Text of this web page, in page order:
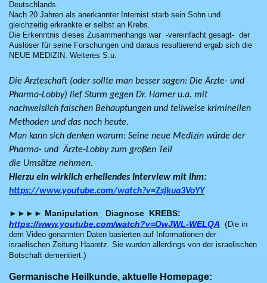
Deutschlands.
Nach 20 Jahren als anerkannter Internist starb sein Sohn und
gleichzeitig erkrankte er selbst an Krebs.
Die Erkenntnis dieses Zusammenhangs war -vereinfacht gesagt- der
Auslöser für seine Forschungen und daraus resultierend ergab sich die
NEUE MEDIZIN. Weiteres S.u.
Die Ärzteschaft (oder sollte man besser sagen: Die Ärzte- und
Pharma-Lobby) lief Sturm gegen Dr. Hamer u.a. mit
nachweislich falschen Behauptungen und teilweise kriminellen
Methoden und das noch heute.
Man kann sich denken warum: Seine neue Medizin würde der
Pharma- und Ärzte-Lobby zum großen Teil
die Umsätze nehmen.
Hierzu ein wirklich erhellendes Interview mit ihm:
https://www.youtube.com/watch?v=Zsjkua3VoYY
►►►► Manipulation_ Diagnose KREBS:
https://www.youtube.com/watch?v=OwJWL-WELQA (Die in
dem Video genannten Daten basierten auf Informationen der
israelischen Zeitung Haaretz. Sie wurden allerdings von der israelischen
Botschaft dementiert.)
Germanische Heilkunde, aktuelle Homepage: